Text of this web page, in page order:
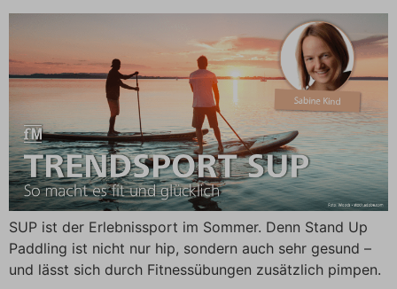
SUP ist der Erlebnissport im Sommer. Denn Stand Up
Paddling ist nicht nur hip, sondern auch sehr gesund –
und lässt sich durch Fitnessübungen zusätzlich pimpen.